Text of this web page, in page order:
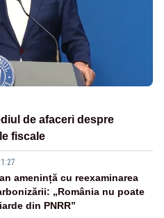
de afaceri despre
fiscale
amenință cu reexaminarea
„România nu poate
din PNRR”